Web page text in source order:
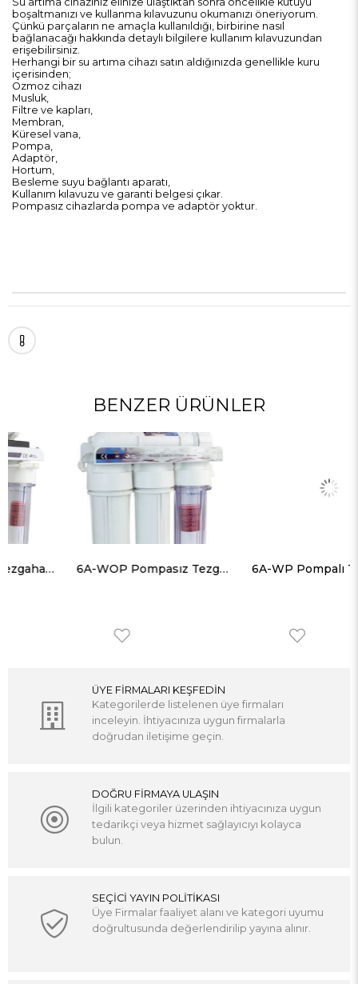
boşaltmanızı ve kullanma kılavuzunu okumanızı öneriyorum.
Çünkü parçaların ne amaçla kullanıldığı, birbirine nasıl
bağlanacağı hakkında detaylı bilgilere kullanım kılavuzundan
erişebilirsiniz.
Herhangi bir su artıma cihazı satın aldığınızda genellikle kuru
içerisinden;
Ozmoz cihazı
Musluk,
Filtre ve kapları,
Membran,
Küresel vana,
Pompa,
Adaptör,
Hortum,
Besleme suyu bağlantı aparatı,
Kullanım kılavuzu ve garanti belgesi çıkar.
Pompasız cihazlarda pompa ve adaptör yoktur.
BENZER ÜRÜNLER
6A-WOP Pompasız Tezgahaltı Ters Ozmos 6 Aşamalı Su Arıtma Cihazı 6A-WP Pompalı Tezgahaltı Ters Ozmoz 6 Aşamalı Su Arıtma Cihazı
ÜYE FİRMALARI KEŞFEDİN
Kategorilerde listelenen üye firmaları
inceleyin. İhtiyacınıza uygun firmalarla
doğrudan iletişime geçin.
DOĞRU FİRMAYA ULAŞIN
İlgili kategoriler üzerinden ihtiyacınıza uygun
tedarikçi veya hizmet sağlayıcıyı kolayca
bulun.
SEÇİCİ YAYIN POLİTİKASI
Üye Firmalar faaliyet alanı ve kategori uyumu
doğrultusunda değerlendirilip yayına alınır.